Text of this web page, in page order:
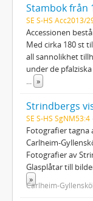
Stambok från
SE S-HS Acc2013/
Accessionen
Med cirka 180 st
all sannolikhet
under de
»
SE S-HS SgNM53:4
Fotografier tagna
Carlheim-
Fotografier av
Glasplåtar till
»
Carlheim-